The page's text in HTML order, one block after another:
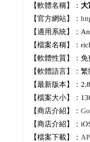
【軟體名稱】： 大
【官方網站】：
【適用系統】：
【檔案名稱】：
【軟體性質】：
【軟體語言】：
【最新版本】：2.8
【檔案大小】：
【商店介紹】：
【商店介紹】：
【檔案下載】：